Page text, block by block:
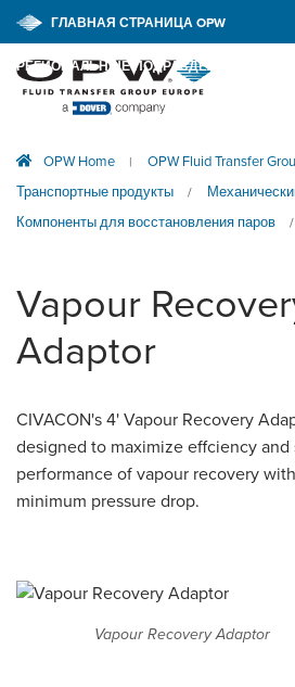
ГЛАВНАЯ
ОБЛАСТИ
РЕСУРСЫ
КОМПАНИЯ
КОНТАКТНЫЕ
ГЛАВНАЯ СТРАНИЦА OPW
РЕГИОНАЛЬНЫЕ ПОДРАЗДЕЛЕНИЯ OPW
OPW Home | OPW Fluid Transfer
Транспортные продукты /
Компоненты для восстановления паров /
Vapour
Adaptor
CIVACON's 4' Vapour Recovery
designed to maximize effciency and
performance of vapour recovery
minimum pressure drop.
Vapour Recovery Adaptor